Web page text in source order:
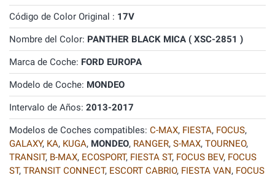
Código de Color Original : 17V
Nombre del Color: PANTHER BLACK MICA ( XSC-2851 )
Marca de Coche: FORD EUROPA
Modelo de Coche: MONDEO
Intervalo de Años: 2013-2017
Modelos de Coches compatibles: C-MAX, FIESTA, FOCUS,
GALAXY, KA, KUGA, MONDEO, RANGER, S-MAX, TOURNEO,
TRANSIT, B-MAX, ECOSPORT, FIESTA ST, FOCUS BEV, FOCUS
ST, TRANSIT CONNECT, ESCORT CABRIO, FIESTA VAN, FOCUS